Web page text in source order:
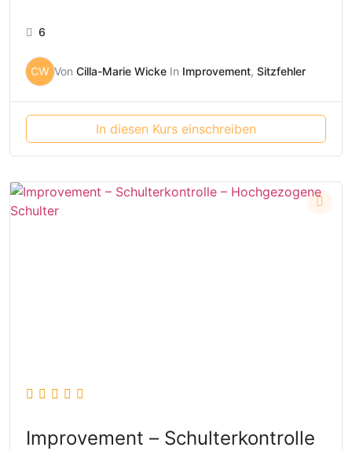
6
CW Von Cilla-Marie Wicke In Improvement, Sitzfehler
In diesen Kurs einschreiben
Improvement – Schulterkontrolle